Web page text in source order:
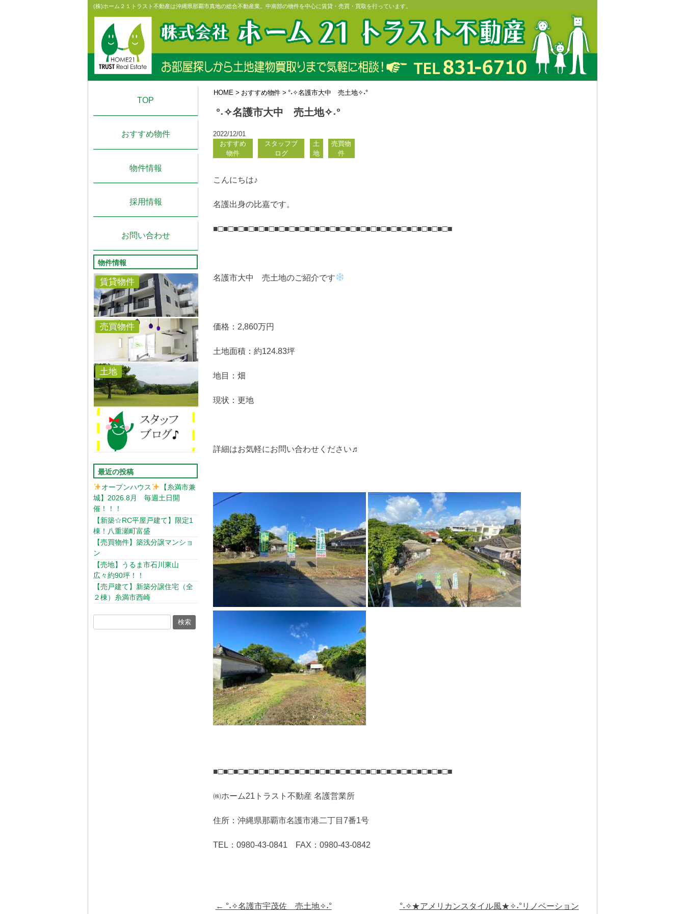
Skip
content
(株)ホーム２１トラスト不動産は沖縄県那覇市真地の総合不動産業。中南部の物件を中心に賃貸・売買・買取を行っています。
HOME > おすすめ物件 > °˖✧名護市大中 売土地✧˖°
TOP
おすすめ物件
物件情報
採用情報
お問い合わせ
物件情報
賃貸物件
売買物件
土地
最近の投稿
オープンハウス
【糸満市兼
城】2026.8月 毎週土日開
催！！！
【新築☆RC平屋戸建て】限定1
棟！八重瀬町富盛
【売買物件】築浅分譲マンショ
ン
【売地】うるま市石川東山
広々約90坪！！
【売戸建て】新築分譲住宅（全
２棟）糸満市西崎
°˖✧名護市大中 売土地✧˖°
2022/12/01
おすすめ
物件
スタッフブ
ログ
土
地
売買物
件
こんにちは♪
名護出身の比嘉です。
■□■□■□■□■□■□■□■□■□■□■□■□■□■□■□■□■□■□■□■□■□■□■□■
名護市大中 売土地のご紹介です
価格：2,860万円
土地面積：約124.83坪
地目：畑
現状：更地
詳細はお気軽にお問い合わせください♬
■□■□■□■□■□■□■□■□■□■□■□■□■□■□■□■□■□■□■□■□■□■□■□■
㈱ホーム21トラスト不動産 名護営業所
住所：沖縄県那覇市名護市港二丁目7番1号
TEL：0980-43-0841 FAX：0980-43-0842
Post
← °˖✧名護市宇茂佐 売土地✧˖°
°˖✧★アメリカンスタイル風★✧˖°リノベーション